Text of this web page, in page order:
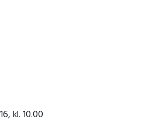
kl. 10.00